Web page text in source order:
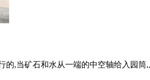
的,当矿石和水从一端的中空轴给入园